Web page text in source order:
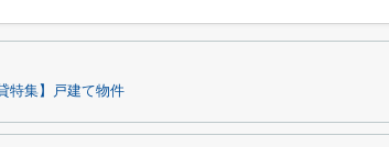
特集】戸建て物件